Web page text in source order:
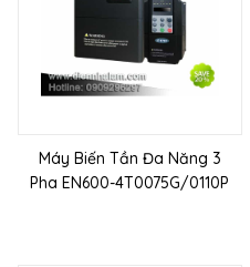
Máy Biến Tần Đa Năng 3
Pha EN600-4T0075G/0110P